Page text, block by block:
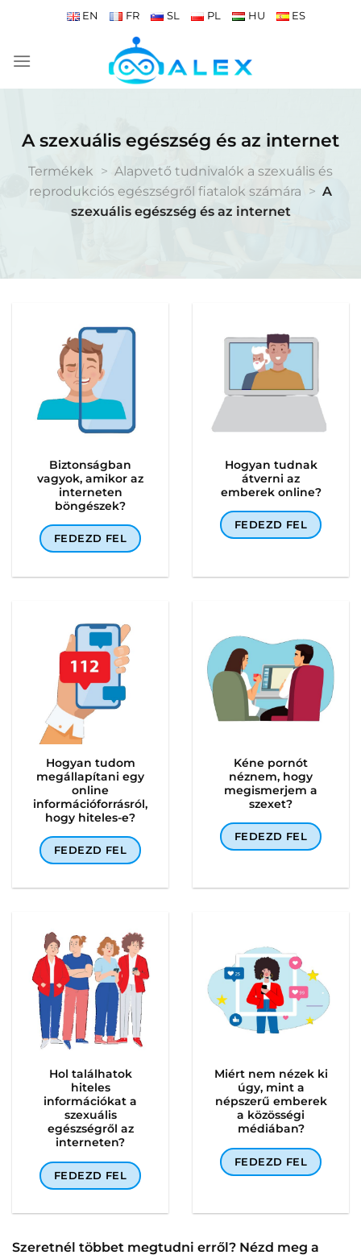
EN FR SL PL HU ES
A szexuális egészség és az internet
Termékek > Alapvető tudnivalók a szexuális és
reprodukciós egészségről fiatalok számára > A
szexuális egészség és az internet
Biztonságban
vagyok, amikor az
interneten
böngészek?
FEDEZD FEL
Hogyan tudnak
átverni az
emberek online?
FEDEZD FEL
Hogyan tudom
megállapítani egy
online
információforrásról,
hogy hiteles-e?
FEDEZD FEL
Kéne pornót
néznem, hogy
megismerjem a
szexet?
FEDEZD FEL
Hol találhatok
hiteles
információkat a
szexuális
egészségről az
interneten?
FEDEZD FEL
Miért nem nézek ki
úgy, mint a
népszerű emberek
a közösségi
médiában?
FEDEZD FEL
Szeretnél többet megtudni erről? Nézd meg a